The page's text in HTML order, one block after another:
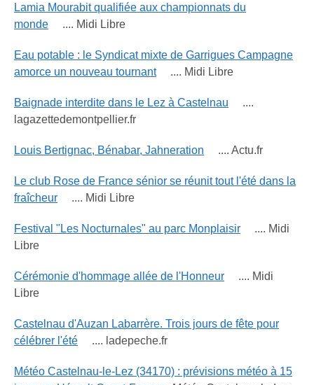
Lamia Mourabit qualifiée aux championnats du
monde .... Midi Libre
Eau potable : le Syndicat mixte de Garrigues Campagne
amorce un nouveau tournant.... Midi Libre
Baignade interdite dans le Lez à Castelnau ....
lagazettedemontpellier.fr
Louis Bertignac, Bénabar, Jahneration .... Actu.fr
Le club Rose de France sénior se réunit tout l'été dans la
fraîcheur .... Midi Libre
Festival "Les Nocturnales" au parc Monplaisir .... Midi
Libre
Cérémonie d'hommage allée de l'Honneur .... Midi
Libre
Castelnau d'Auzan Labarrère. Trois jours de fête pour
célébrer l'été .... ladepeche.fr
Météo Castelnau-le-Lez (34170) : prévisions météo à 15